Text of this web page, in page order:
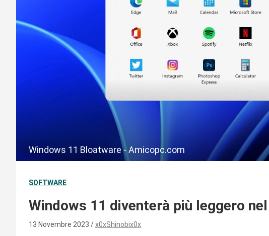
Windows 11 Bloatware - Amicopc.com
SOFTWARE
Windows 11 diventerà più leggero
13 Novembre 2023 x0xShinobix0x